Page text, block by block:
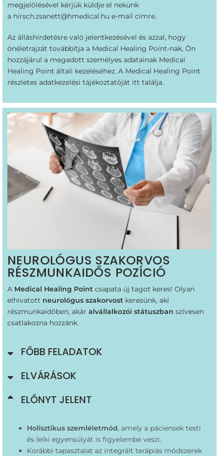
megjelölésével kérjük küldje el nekünk
a hirsch.zsanett@hmedical.hu e-mail címre.
Az álláshirdetésre való jelentkezésével és azzal, hogy
önéletrajzát továbbítja a Medical Healing Point-nak, Ön
hozzájárul a megadott személyes adatainak Medical
Healing Point általi kezeléséhez. A Medical Healing Point
részletes adatkezelési tájékoztatóját itt találja.
NEUROLÓGUS SZAKORVOS
RÉSZMUNKAIDŐS POZÍCIÓ
A Medical Healing Point csapata új tagot keres! Olyan
elhivatott neurológus szakorvost keresünk, aki
részmunkaidőben, akár alvállalkozói státuszban szívesen
csatlakozna hozzánk.
FŐBB FELADATOK
ELVÁRÁSOK
ELŐNYT JELENT
Holisztikus szemléletmód, amely a páciensek testi
és lelki egyensúlyát is figyelembe veszi.
Korábbi tapasztalat az integrált terápiás módszerek